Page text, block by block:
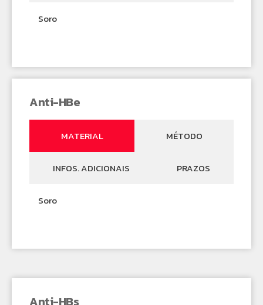
Soro
Anti-HBe
MATERIAL MÉTODO
INFOS. ADICIONAIS PRAZOS
Soro
Anti-HBs